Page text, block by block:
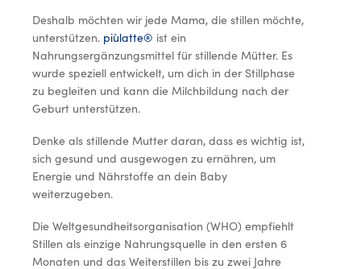
Deshalb möchten wir jede Mama, die stillen möchte,
unterstützen. piùlatte® ist ein
Nahrungsergänzungsmittel für stillende Mütter. Es
wurde speziell entwickelt, um dich in der Stillphase
zu begleiten und kann die Milchbildung nach der
Geburt unterstützen.
Denke als stillende Mutter daran, dass es wichtig ist,
sich gesund und ausgewogen zu ernähren, um
Energie und Nährstoffe an dein Baby
weiterzugeben.
Die Weltgesundheitsorganisation (WHO) empfiehlt
Stillen als einzige Nahrungsquelle in den ersten 6
Monaten und das Weiterstillen bis zu zwei Jahre